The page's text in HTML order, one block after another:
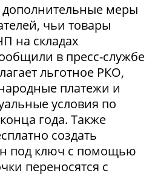
дополнительные меры
чьи товары
на складах
в пресс-службе
льготное РКО,
платежи и
условия по
года. Также
создать
под ключ с помощью
переносятся с